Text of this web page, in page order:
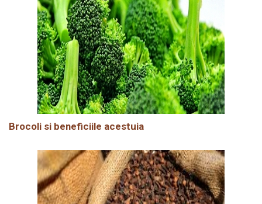
Brocoli si beneficiile acestuia